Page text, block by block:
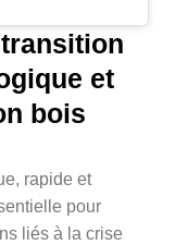
et
bois
rapide et
pour
liés à la crise